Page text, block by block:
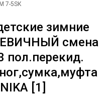
7-5SК
зимние
смена
пол.перекид.
[1]